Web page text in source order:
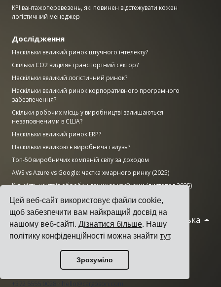
Цей веб-сайт використовує файли cookie,
щоб забезпечити вам найкращий досвід на
нашому веб-сайті.Дізнатися більше. Нашу
політику конфіденційності можна знайтитут.
Зрозуміло
KPI вантажоперевезень, які повинен відстежувати кожен
логістичний менеджер
Дослідження
Наскільки великий ринок штучного інтелекту?
Скільки CO2 виділяє транспортний сектор?
Наскільки великий логістичний ринок?
Наскільки великий ринок корпоративного програмного
забезпечення?
Скільки робочих місць у виробництві залишаються
незаповненими в США?
Наскільки великий ринок ERP?
Наскільки великою є виробнича галузь?
Топ-50 виробничих компаній світу за доходом
AWS vs Azure vs Google: частка хмарного ринку (2025)
Кількість центрів обробки даних за країнами (листопад 2025)
© 2026 Cargoson.com Українська
Зареєстровано як Cargoson OÜ в Естонії.
Рег. номер: 14545832. ПДВ: EE102137680.
Головний офіс: Pärnu mnt. 141, 11314 Tallinn, Естонія
+372 5555 0028
·